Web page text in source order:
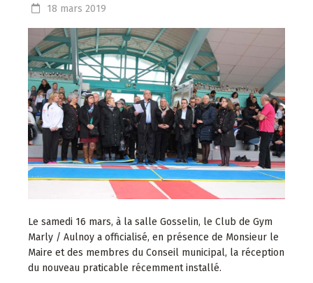
18 mars 2019
Le samedi 16 mars, à la salle Gosselin, le Club de Gym
Marly / Aulnoy a officialisé, en présence de Monsieur le
Maire et des membres du Conseil municipal, la réception
du nouveau praticable récemment installé.